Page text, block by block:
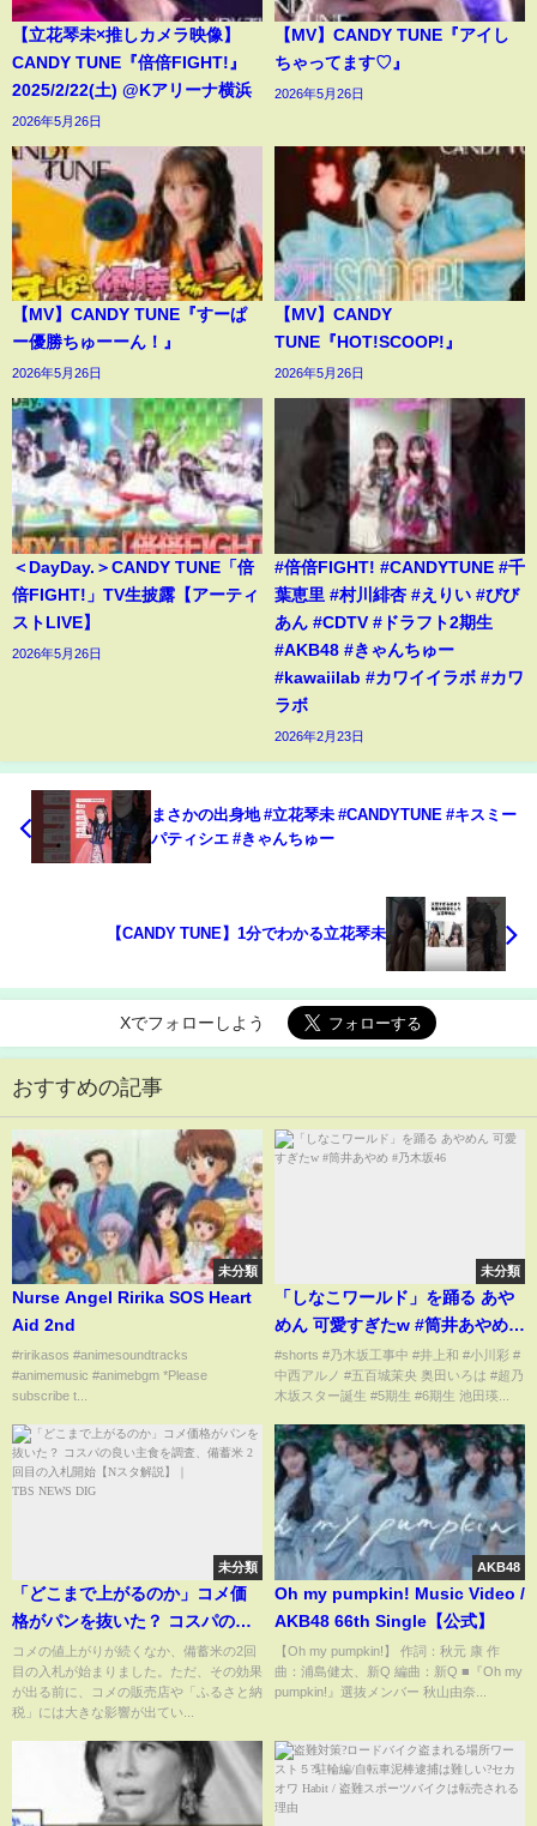
【立花琴未×推しカメラ映像】
CANDY TUNE『倍倍FIGHT!』
2025/2/22(土) @Kアリーナ横浜
2026年5月26日
【MV】CANDY TUNE『アイし
ちゃってます♡』
2026年5月26日
【MV】CANDY TUNE『すーぱ
ー優勝ちゅーーん！』
2026年5月26日
【MV】CANDY
TUNE『HOT!SCOOP!』
2026年5月26日
＜DayDay.＞CANDY TUNE「倍
倍FIGHT!」TV生披露【アーティ
ストLIVE】
2026年5月26日
#倍倍FIGHT! #CANDYTUNE #千
葉恵里 #村川緋杏 #えりい #びび
あん #CDTV #ドラフト2期生
#AKB48 #きゃんちゅー
#kawaiilab #カワイイラボ #カワ
ラボ
2026年2月23日
まさかの出身地 #立花琴未 #CANDYTUNE #キスミー
パティシエ #きゃんちゅー
【CANDY TUNE】1分でわかる立花琴未
Xでフォローしよう
おすすめの記事
未分類
Nurse Angel Ririka SOS Heart
Aid 2nd
#ririkasos #animesoundtracks
#animemusic #animebgm *Please
subscribe t...
未分類
「しなこワールド」を踊る あや
めん 可愛すぎたw #筒井あやめ #
乃木坂46
#shorts #乃木坂工事中 #井上和 #小川彩 #
中西アルノ #五百城茉央 奥田いろは #超乃
木坂スター誕生 #5期生 #6期生 池田瑛...
未分類
「どこまで上がるのか」コメ価
格がパンを抜いた？ コスパの良
い主食を調査、備蓄米 2回目の入
札開始【Nスタ解説】｜
TBS NEWS DIG
コメの値上がりが続くなか、備蓄米の2回
目の入札が始まりました。ただ、その効果
が出る前に、コメの販売店や「ふるさと納
税」には大きな影響が出てい...
AKB48
Oh my pumpkin! Music Video /
AKB48 66th Single【公式】
【Oh my pumpkin!】 作詞：秋元 康 作
曲：浦島健太、新Q 編曲：新Q ■『Oh my
pumpkin!』選抜メンバー 秋山由奈...